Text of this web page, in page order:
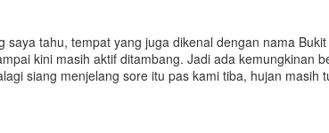
tahu, tempat yang juga dikenal dengan nama Bukit
kini masih aktif ditambang. Jadi ada kemungkinan
siang menjelang sore itu pas kami tiba, hujan masih